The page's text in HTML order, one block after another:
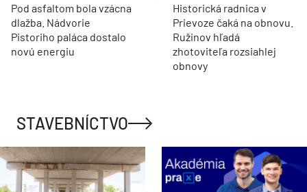
Pod asfaltom bola vzácna
dlažba. Nádvorie
Pistoriho paláca dostalo
novú energiu
Historická radnica v
Prievoze čaká na obnovu.
Ružinov hľadá
zhotoviteľa rozsiahlej
obnovy
STAVEBNÍCTVO